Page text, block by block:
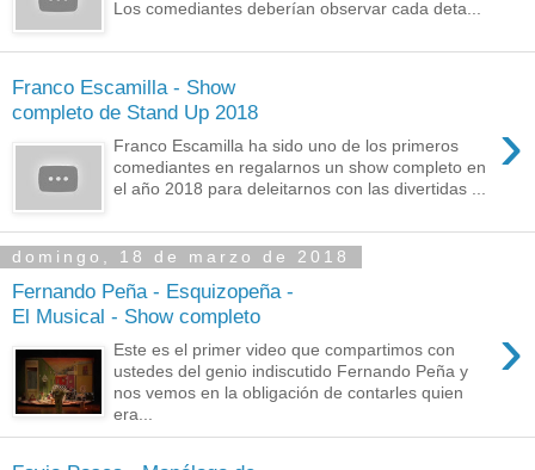
Los comediantes deberían observar cada deta...
Franco Escamilla - Show
completo de Stand Up 2018
›
Franco Escamilla ha sido uno de los primeros
comediantes en regalarnos un show completo en
el año 2018 para deleitarnos con las divertidas ...
domingo, 18 de marzo de 2018
Fernando Peña - Esquizopeña -
El Musical - Show completo
›
Este es el primer video que compartimos con
ustedes del genio indiscutido Fernando Peña y
nos vemos en la obligación de contarles quien
era...